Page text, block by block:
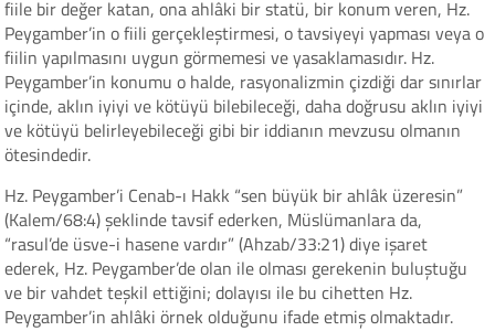
fiile bir değer katan, ona ahlâki bir statü, bir konum veren, Hz.
Peygamber’in o fiili gerçekleştirmesi, o tavsiyeyi yapması veya o
fiilin yapılmasını uygun görmemesi ve yasaklamasıdır. Hz.
Peygamber’in konumu o halde, rasyonalizmin çizdiği dar sınırlar
içinde, aklın iyiyi ve kötüyü bilebileceği, daha doğrusu aklın iyiyi
ve kötüyü belirleyebileceği gibi bir iddianın mevzusu olmanın
ötesindedir.
Hz. Peygamber’i Cenab-ı Hakk “sen büyük bir ahlâk üzeresin”
(Kalem/68:4) şeklinde tavsif ederken, Müslümanlara da,
“rasul’de üsve-i hasene vardır” (Ahzab/33:21) diye işaret
ederek, Hz. Peygamber’de olan ile olması gerekenin buluştuğu
ve bir vahdet teşkil ettiğini; dolayısı ile bu cihetten Hz.
Peygamber’in ahlâki örnek olduğunu ifade etmiş olmaktadır.